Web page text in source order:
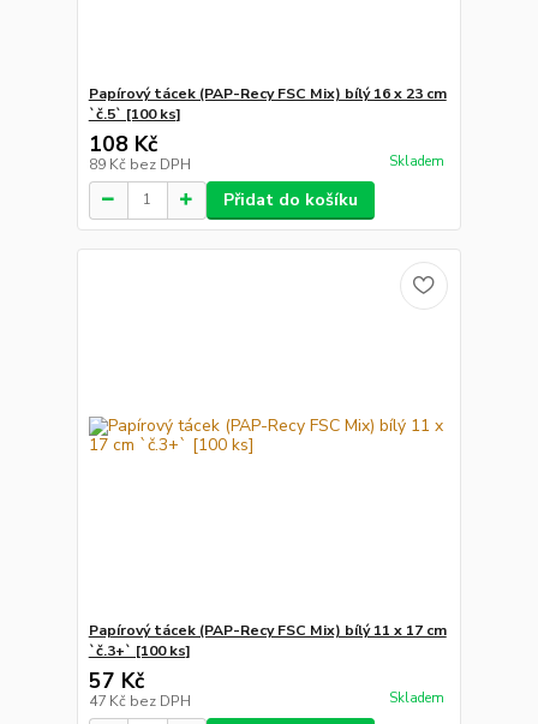
Papírový tácek (PAP-Recy FSC Mix) bílý 16 x 23 cm
`č.5` [100 ks]
108 Kč
89 Kč bez DPH Skladem
Přidat do košíku
Papírový tácek (PAP-Recy FSC Mix) bílý 11 x 17 cm
`č.3+` [100 ks]
57 Kč
47 Kč bez DPH Skladem